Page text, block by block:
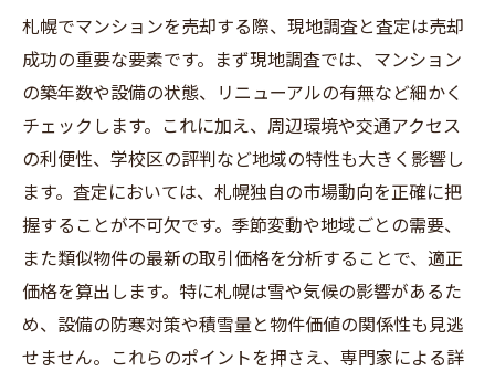
札幌でマンションを売却する際、現地調査と査定は売却
成功の重要な要素です。まず現地調査では、マンション
の築年数や設備の状態、リニューアルの有無など細かく
チェックします。これに加え、周辺環境や交通アクセス
の利便性、学校区の評判など地域の特性も大きく影響し
ます。査定においては、札幌独自の市場動向を正確に把
握することが不可欠です。季節変動や地域ごとの需要、
また類似物件の最新の取引価格を分析することで、適正
価格を算出します。特に札幌は雪や気候の影響があるた
め、設備の防寒対策や積雪量と物件価値の関係性も見逃
せません。これらのポイントを押さえ、専門家による詳